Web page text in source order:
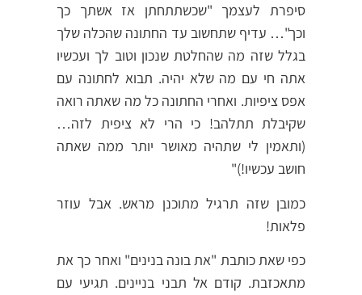
סיפרת לעצמך "שכשתתחתן אז אשתך כך
וכך"… עדיף שתחשוב עד החתונה שהכלה שלך
בגלל שזה מה שהחלטת שנכון וטוב לך ועכשיו
אתה חי עם מה שלא יהיה. תבוא לחתונה עם
אפס ציפיות. ואחרי החתונה כל מה שאתה רואה
שקיבלת תתלהב! כי הרי לא ציפית לזה…
(ותאמין לי שתהיה מאושר יותר ממה שאתה
חושב עכשיו!)"
כמובן שזה תרגיל מתוכנן מראש. אבל עוזר
פלאות!
כפי שאת כותבת "את בונה בנינים" ואחר כך את
מתאכזבת. קודם אל תבני בניינים. תגיעי עם